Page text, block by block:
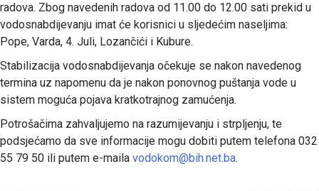
radova. Zbog navedenih radova od 11.00 do 12.00 sati prekid u
vodosnabdijevanju imat će korisnici u sljedećim naseljima:
Pope, Varda, 4. Juli, Lozančići i Kubure.
Stabilizacija vodosnabdijevanja očekuje se nakon navedenog
termina uz napomenu da je nakon ponovnog puštanja vode u
sistem moguća pojava kratkotrajnog zamućenja.
Potrošačima zahvaljujemo na razumijevanju i strpljenju, te
podsjećamo da sve informacije mogu dobiti putem telefona 032
55 79 50 ili putem e-maila vodokom@bih.net.ba.